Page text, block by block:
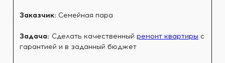
Заказчик: Семейная пара
Задача: Сделать качественный ремонт квартиры с
гарантией и в заданный бюджет